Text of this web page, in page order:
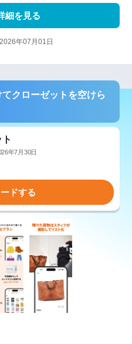
細を見る
年07月01日
クローゼットを空けら
年7月30日
ドする